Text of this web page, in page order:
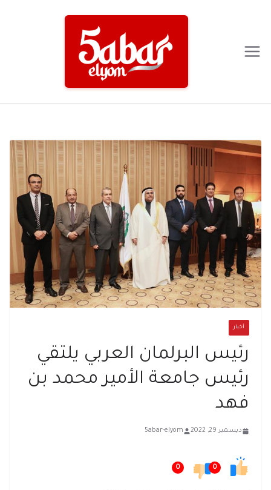
أخبار
رئيس البرلمان العربي يلتقي
رئيس جامعة الأمير محمد بن
فهد
ديسمبر 29, 2022 5abar-elyom
0
0